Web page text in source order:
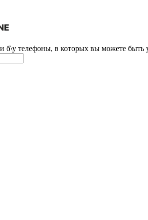
б\у телефоны, в которых вы можете быть